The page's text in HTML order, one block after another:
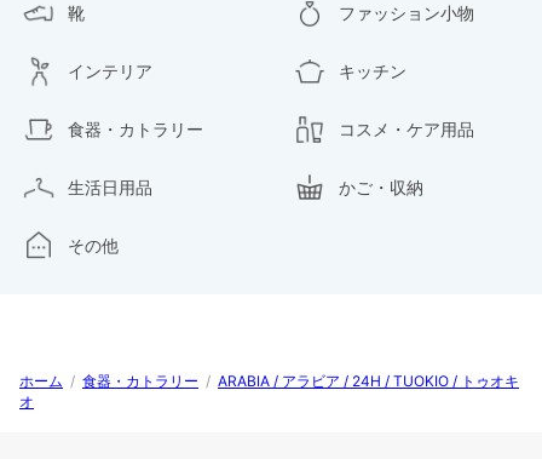
靴 ファッション小物
インテリア キッチン
食器・カトラリー コスメ・ケア用品
生活日用品 かご・収納
その他
ホーム / 食器・カトラリー / ARABIA / アラビア / 24H / TUOKIO / トゥオキ
オ